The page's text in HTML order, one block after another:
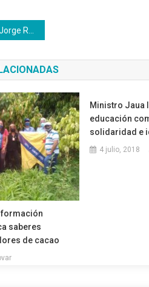
en panadería
formación
saberes
de cacao
Ministro Jaua
educación
solidaridad e
4 julio, 2018